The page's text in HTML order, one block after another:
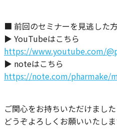
■ 前回のセミナーを見逃した
▶ YouTubeはこちら
https://www.youtube.com/
▶ noteはこちら
https://note.com/pharmake/
ご関心をお持ちいただけまし
どうぞよろしくお願いいたしま